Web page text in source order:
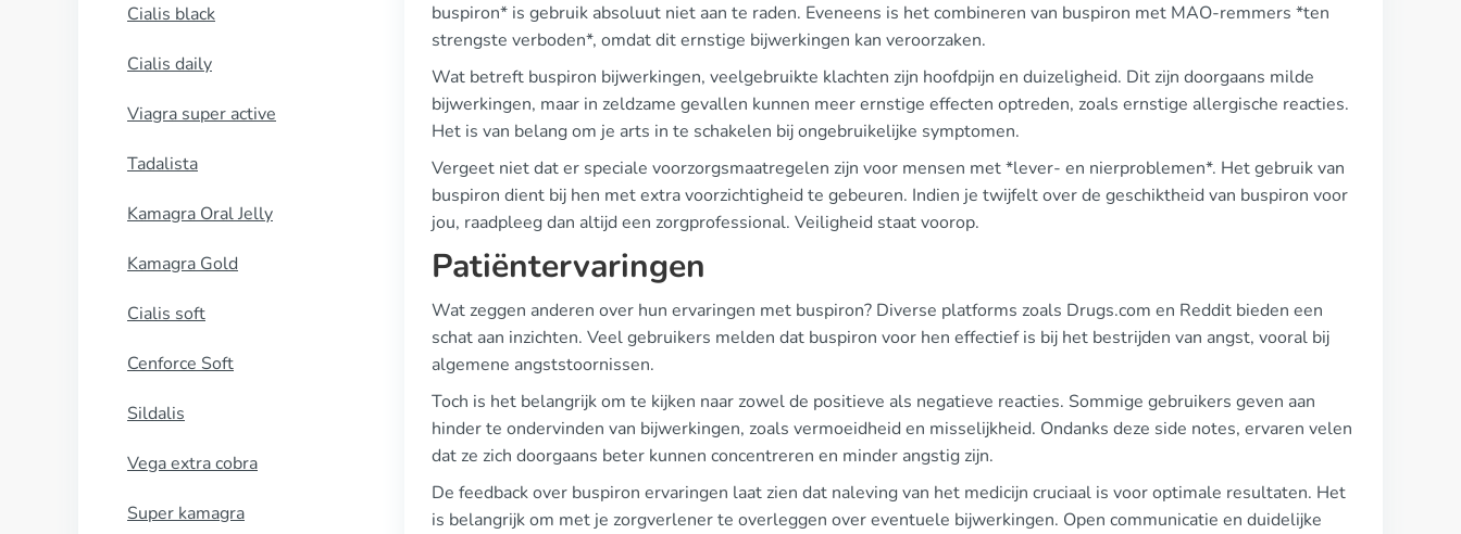
Cialis black
Cialis daily
Viagra super active
Tadalista
Kamagra Oral Jelly
Kamagra Gold
Cialis soft
Cenforce Soft
Sildalis
Vega extra cobra
Super kamagra
buspiron* is gebruik absoluut niet aan te raden. Eveneens is het combineren van buspiron met MAO-remmers *ten
strengste verboden*, omdat dit ernstige bijwerkingen kan veroorzaken.
Wat betreft buspiron bijwerkingen, veelgebruikte klachten zijn hoofdpijn en duizeligheid. Dit zijn doorgaans milde
bijwerkingen, maar in zeldzame gevallen kunnen meer ernstige effecten optreden, zoals ernstige allergische reacties.
Het is van belang om je arts in te schakelen bij ongebruikelijke symptomen.
Vergeet niet dat er speciale voorzorgsmaatregelen zijn voor mensen met *lever- en nierproblemen*. Het gebruik van
buspiron dient bij hen met extra voorzichtigheid te gebeuren. Indien je twijfelt over de geschiktheid van buspiron voor
jou, raadpleeg dan altijd een zorgprofessional. Veiligheid staat voorop.
Patiëntervaringen
Wat zeggen anderen over hun ervaringen met buspiron? Diverse platforms zoals Drugs.com en Reddit bieden een
schat aan inzichten. Veel gebruikers melden dat buspiron voor hen effectief is bij het bestrijden van angst, vooral bij
algemene angststoornissen.
Toch is het belangrijk om te kijken naar zowel de positieve als negatieve reacties. Sommige gebruikers geven aan
hinder te ondervinden van bijwerkingen, zoals vermoeidheid en misselijkheid. Ondanks deze side notes, ervaren velen
dat ze zich doorgaans beter kunnen concentreren en minder angstig zijn.
De feedback over buspiron ervaringen laat zien dat naleving van het medicijn cruciaal is voor optimale resultaten. Het
is belangrijk om met je zorgverlener te overleggen over eventuele bijwerkingen. Open communicatie en duidelijke